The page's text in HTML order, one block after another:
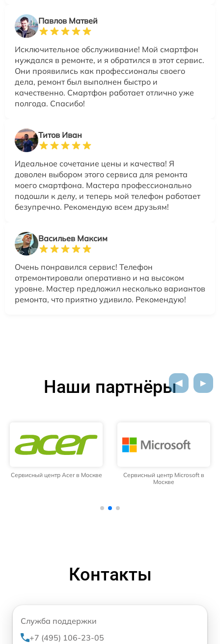
Павлов Матвей
Исключительное обслуживание! Мой смартфон
нуждался в ремонте, и я обратился в этот сервис.
Они проявились как профессионалы своего
дела, ремонт был выполнен быстро и
качественно. Смартфон работает отлично уже
полгода. Спасибо!
Титов Иван
Идеальное сочетание цены и качества! Я
доволен выбором этого сервиса для ремонта
моего смартфона. Мастера профессионально
подошли к делу, и теперь мой телефон работает
безупречно. Рекомендую всем друзьям!
Васильев Максим
Очень понравился сервис! Телефон
отремонтировали оперативно и на высоком
уровне. Мастер предложил несколько вариантов
ремонта, что приятно удивило. Рекомендую!
Наши партнёры
Сервисный центр Acer в Москве
Сервисный центр Microsoft в
Москве
Контакты
Служба поддержки
+7 (495) 106-23-05